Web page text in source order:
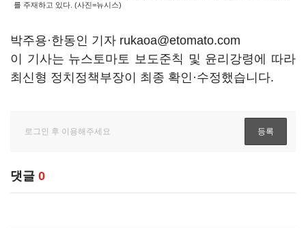
를 주재하고 있다. (사진=뉴시스)
박주용·한동인 기자 rukaoa@etomato.com
이 기사는 뉴스토마토 보도준칙 및 윤리강령에 따라
최신형 정치정책부장이 최종 확인·수정했습니다.
댓글 0